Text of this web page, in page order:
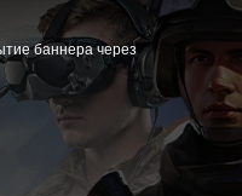
баннера через